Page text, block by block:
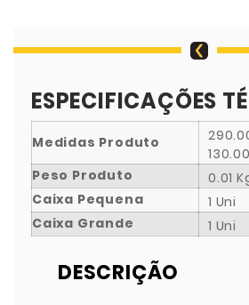
ESPECIFICAÇÕES
Medidas Produto
Peso Produto
0.01
Caixa Pequena
1 Uni
Caixa Grande
1 Uni
DESCRIÇÃO